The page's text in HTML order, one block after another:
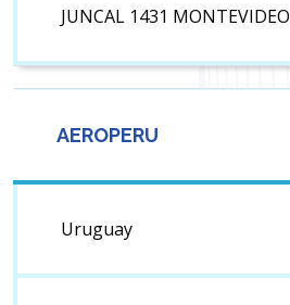
JUNCAL 1431 MONTEVIDEO
AEROPERU
Uruguay